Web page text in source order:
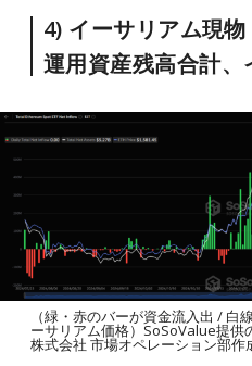
4) イーサリアム現
運用資産残高合計
（緑・赤のバーが資金流入出 / 白
ーサリアム価格）SoSoValue提供
株式会社 市場オペレーション部作